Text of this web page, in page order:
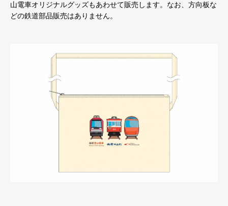
山電車オリジナルグッズもあわせて販売します。なお、方向板な
どの鉄道部品販売はありません。